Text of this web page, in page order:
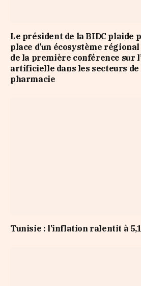
Le président de la BIDC plaide
place d’un écosystème
de la première conférence sur
artificielle dans les secteurs de
pharmacie
Tunisie : l’inflation ralentit à